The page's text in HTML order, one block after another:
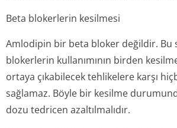
Beta blokerlerin kesilmesi
Amlodipin bir beta bloker değildir. Bu
blokerlerin kullanımının birden
ortaya çıkabilecek tehlikelere karşı
sağlamaz. Böyle bir kesilme
dozu tedricen azaltılmalıdır.